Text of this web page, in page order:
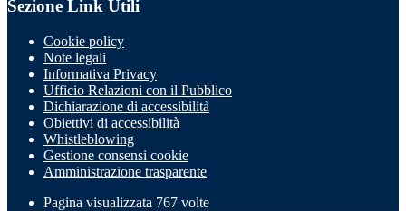
Sezione Link Utili
Cookie policy
Note legali
Informativa Privacy
Ufficio Relazioni con il Pubblico
Dichiarazione di accessibilità
Obiettivi di accessibilità
Whistleblowing
Gestione consensi cookie
Amministrazione trasparente
Pagina visualizzata 767 volte